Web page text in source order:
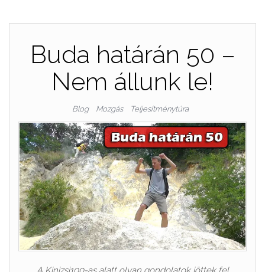
Buda határán 50 –
Nem állunk le!
Blog Mozgás Teljesítménytúra